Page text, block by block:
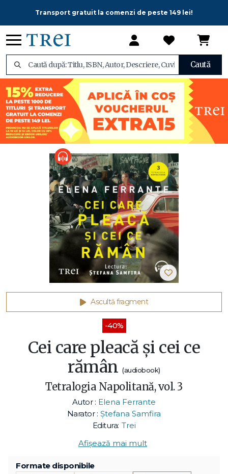
Transport gratuit la comenzi de peste 149 lei!
Caută
Ascultă fragment
-40%
Cei care pleacă şi cei ce
rămân(audiobook)
Tetralogia Napolitană, vol. 3
Autor : Elena Ferrante
Narator : Ștefana Samfira
Editura: Trei
Afișează mai mult
Formate disponibile